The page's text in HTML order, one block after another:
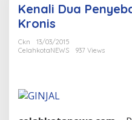
n
Kenali Dua
Kronis
Ckn
13/03/2015
CelahkotaNEWS
937 Views